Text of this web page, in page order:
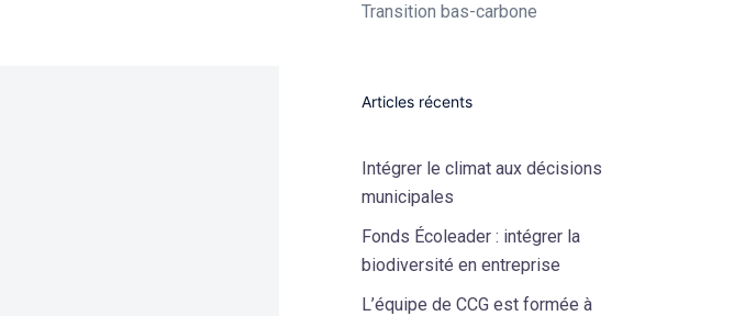
Transition bas-carbone
Articles récents
Intégrer le climat aux décisions
municipales
Fonds Écoleader : intégrer la
biodiversité en entreprise
L’équipe de CCG est formée à